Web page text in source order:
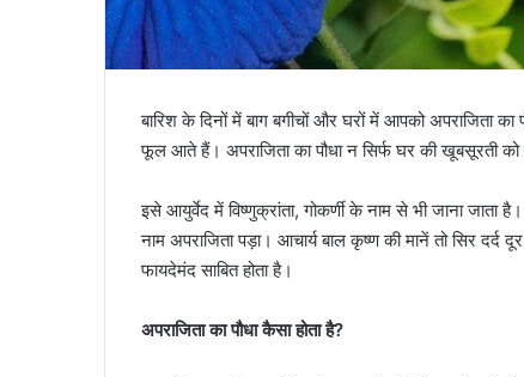
बारिश के दिनों में बाग बगीचों और घरों में आपको अपराजिता
फूल आते हैं। अपराजिता का पौधा न सिर्फ घर की खूबसूरती को
इसे आयुर्वेद में विष्णुक्रांता, गोकर्णी के नाम से भी जाना जाता
नाम अपराजिता पड़ा। आचार्य बाल कृष्ण की मानें तो सिर
फायदेमंद साबित होता है।
अपराजिता का पौधा कैसा होता है?